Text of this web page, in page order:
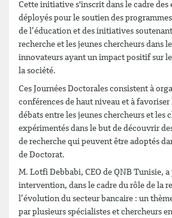
Cette initiative s'inscrit dans le cadre des
déployés pour le soutien des
de l’éducation et des initiatives
recherche et les jeunes chercheurs dans
innovateurs ayant un impact positif sur
la société.
Ces Journées Doctorales consistent à
conférences de haut niveau et à favoriser
débats entre les jeunes chercheurs et les
expérimentés dans le but de découvrir
de recherche qui peuvent être adoptés
de Doctorat.
M. Lotfi Debbabi, CEO de QNB Tunisie, a
intervention, dans le cadre du rôle de la
l’évolution du secteur bancaire : un
par plusieurs spécialistes et chercheurs